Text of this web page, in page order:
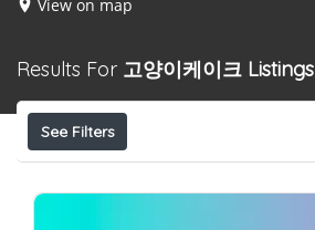
View on map
Results For 고양이케이크 Listings
See Filters